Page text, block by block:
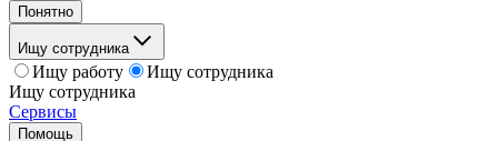
Понятно
Ищу сотрудника
Ищу работу
Ищу сотрудника
Ищу сотрудника
Сервисы
Помощь